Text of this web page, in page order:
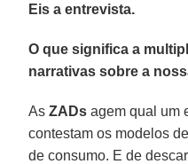
Eis a entrevista.
O que significa a
narrativas sobre a
AsZADs agem qual um
contestam os modelos
de consumo. E de